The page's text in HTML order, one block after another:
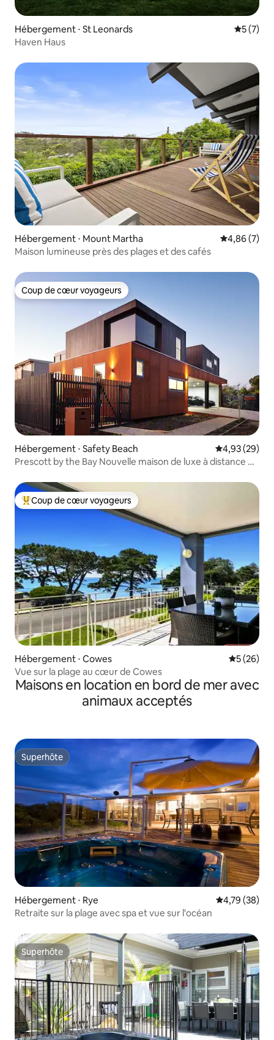
Hébergement ⋅ St Leonards
5 (7)
Haven Haus
Hébergement ⋅ Mount Martha Évaluation
4,86 (7)
Maison lumineuse près des plages et des cafés
Coup de cœur voyageurs
Coup de cœur voyageurs
Hébergement ⋅ Safety Beach Évaluation
4,93 (29)
Prescott by the Bay Nouvelle maison de luxe à distance de
Coups de cœur voyageurs les plus appréciés
Coup de cœur voyageurs
Hébergement ⋅ Cowes
5 (26)
Vue sur la plage au cœur de Cowes
Maisons en location en bord de mer avec
animaux acceptés
Superhôte
Superhôte
Hébergement ⋅ Rye Évaluation
4,79 (38)
Retraite sur la plage avec spa et vue sur l'océan
Superhôte
Superhôte